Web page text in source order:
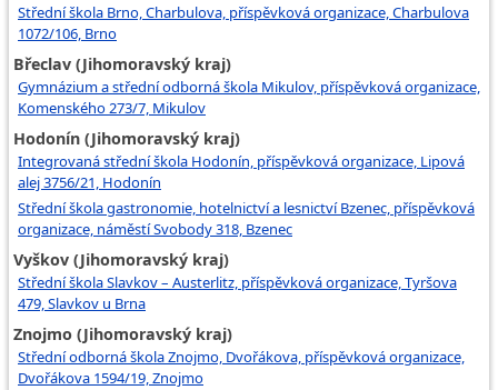
Střední škola Brno, Charbulova, příspěvková organizace, Charbulova
1072/106, Brno
Břeclav (Jihomoravský kraj)
Gymnázium a střední odborná škola Mikulov, příspěvková organizace,
Komenského 273/7, Mikulov
Hodonín (Jihomoravský kraj)
Integrovaná střední škola Hodonín, příspěvková organizace, Lipová
alej 3756/21, Hodonín
Střední škola gastronomie, hotelnictví a lesnictví Bzenec, příspěvková
organizace, náměstí Svobody 318, Bzenec
Vyškov (Jihomoravský kraj)
Střední škola Slavkov – Austerlitz, příspěvková organizace, Tyršova
479, Slavkov u Brna
Znojmo (Jihomoravský kraj)
Střední odborná škola Znojmo, Dvořákova, příspěvková organizace,
Dvořákova 1594/19, Znojmo